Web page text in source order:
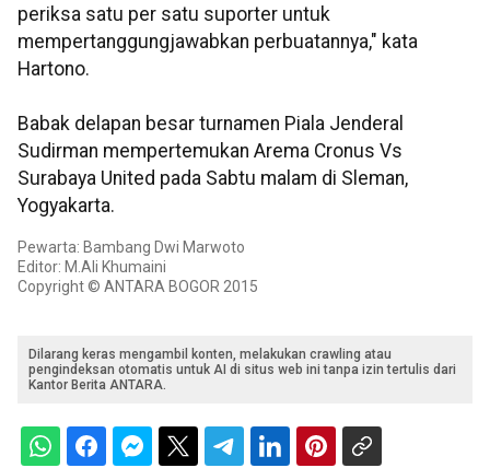
periksa satu per satu suporter untuk
mempertanggungjawabkan perbuatannya," kata
Hartono.
Babak delapan besar turnamen Piala Jenderal
Sudirman mempertemukan Arema Cronus Vs
Surabaya United pada Sabtu malam di Sleman,
Yogyakarta.
Pewarta: Bambang Dwi Marwoto
Editor: M.Ali Khumaini
Copyright © ANTARA BOGOR 2015
Dilarang keras mengambil konten, melakukan crawling atau
pengindeksan otomatis untuk AI di situs web ini tanpa izin tertulis dari
Kantor Berita ANTARA.